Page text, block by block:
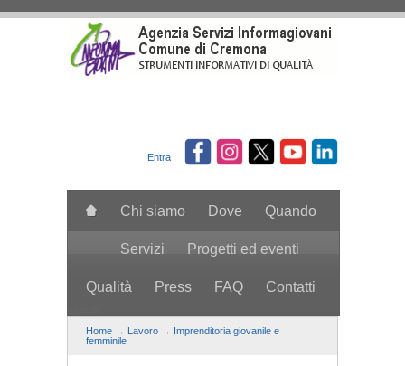
Entra
Chi siamo Dove Quando
Servizi Progetti ed eventi
Qualità Press FAQ Contatti
Home → Lavoro → Imprenditoria giovanile e
femminile